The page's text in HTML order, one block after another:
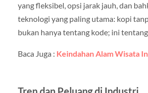
yang fleksibel, opsi jarak jauh, dan
teknologi yang paling utama: kopi
bukan hanya tentang kode; ini
Baca Juga : Keindahan Alam Wisata